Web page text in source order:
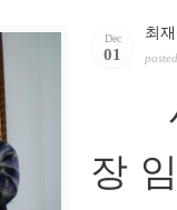
Dec
01
최
사)
장